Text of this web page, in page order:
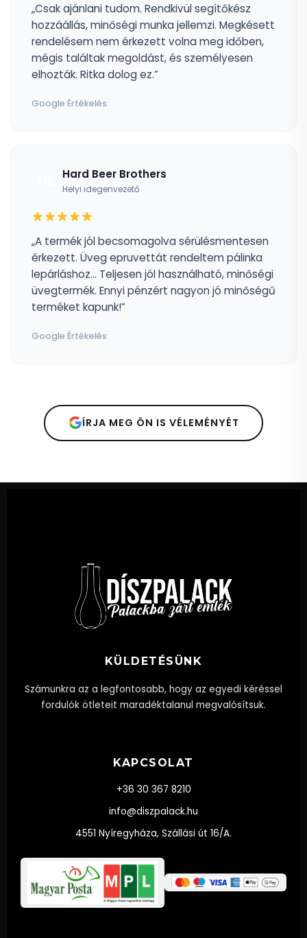
„Csak ajánlani tudom. Rendkivül segítőkész
hozzáállás, minőségi munka jellemzi. Megkésett
rendelésem nem érkezett volna meg időben,
mégis találtak megoldást, és személyesen
elhozták. Ritka dolog ez.”
Google Értékelés
Hard Beer Brothers
Helyi idegenvezető
„A termék jól becsomagolva sérülésmentesen
érkezett. Üveg epruvettát rendeltem pálinka
lepárláshoz... Teljesen jól használható, minőségi
üvegtermék. Ennyi pénzért nagyon jó minőségű
terméket kapunk!”
Google Értékelés
ÍRJA MEG ÖN IS VÉLEMÉNYÉT
KÜLDETÉSÜNK
Számunkra az a legfontosabb, hogy az egyedi kéréssel
fordulók ötleteit maradéktalanul megvalósítsuk.
KAPCSOLAT
+36 30 367 8210
info@diszpalack.hu
4551 Nyíregyháza, Szállási út 16/A.